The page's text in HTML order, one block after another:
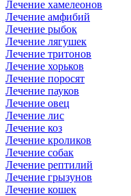
Лечение хамелеонов
Лечение амфибий
Лечение рыбок
Лечение лягушек
Лечение тритонов
Лечение хорьков
Лечение поросят
Лечение пауков
Лечение овец
Лечение лис
Лечение коз
Лечение кроликов
Лечение собак
Лечение рептилий
Лечение грызунов
Лечение кошек